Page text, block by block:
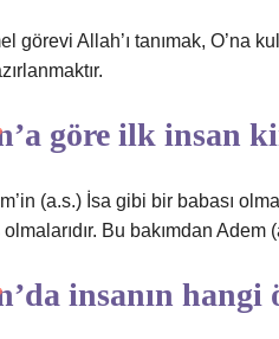
görevi Allah’ı tanımak, O’na
göre ilk insan
(a.s.) İsa gibi bir babası
olmalarıdır. Bu bakımdan
insanın